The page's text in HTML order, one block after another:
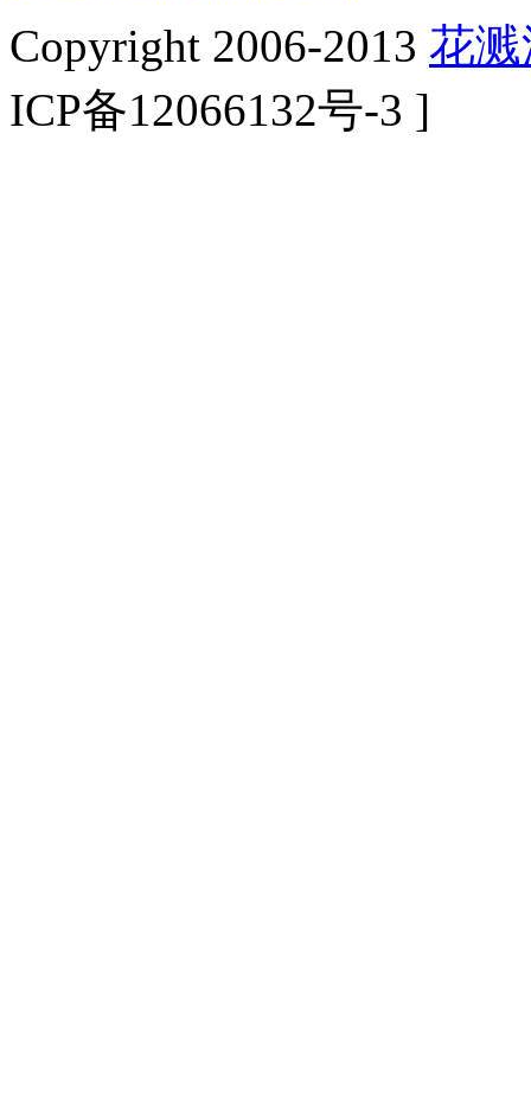
Copyright 2006-2013 花
ICP备12066132号-3 ]